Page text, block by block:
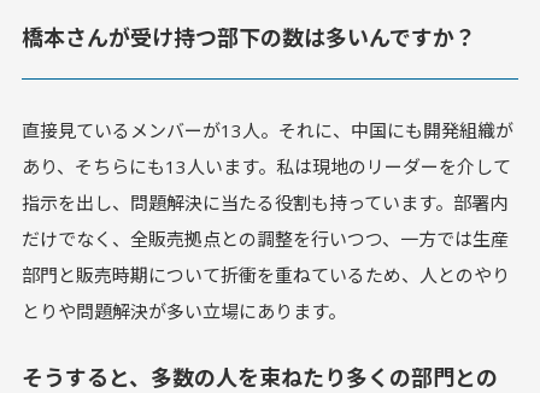
橋本さんが受け持つ部下の数は多いんですか？
直接見ているメンバーが13人。それに、中国にも開発組織が
あり、そちらにも13人います。私は現地のリーダーを介して
指示を出し、問題解決に当たる役割も持っています。部署内
だけでなく、全販売拠点との調整を行いつつ、一方では生産
部門と販売時期について折衝を重ねているため、人とのやり
とりや問題解決が多い立場にあります。
そうすると、多数の人を束ねたり多くの部門との